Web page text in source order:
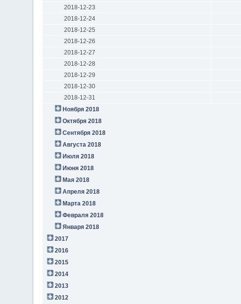
2018-12-23
2018-12-24
2018-12-25
2018-12-26
2018-12-27
2018-12-28
2018-12-29
2018-12-30
2018-12-31
Ноября 2018
Октября 2018
Сентября 2018
Августа 2018
Июля 2018
Июня 2018
Мая 2018
Апреля 2018
Марта 2018
Февраля 2018
Января 2018
2017
2016
2015
2014
2013
2012